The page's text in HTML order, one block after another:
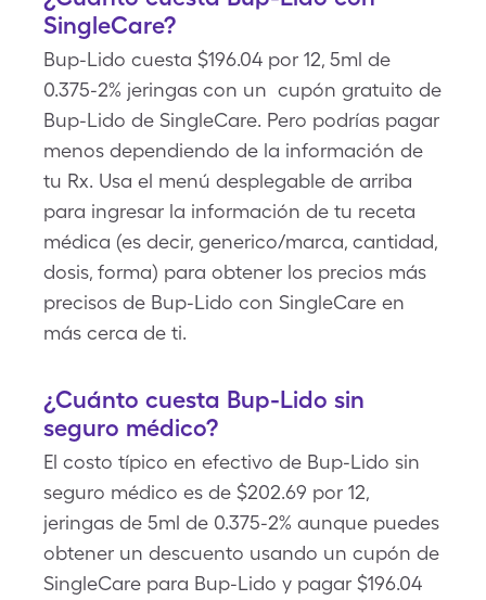
SingleCare?
Bup-Lido cuesta $196.04 por 12, 5ml de
0.375-2% jeringas con un cupón gratuito de
Bup-Lido de SingleCare. Pero podrías pagar
menos dependiendo de la información de
tu Rx. Usa el menú desplegable de arriba
para ingresar la información de tu receta
médica (es decir, generico/marca, cantidad,
dosis, forma) para obtener los precios más
precisos de Bup-Lido con SingleCare en
más cerca de ti.
¿Cuánto cuesta Bup-Lido sin
seguro médico?
El costo típico en efectivo de Bup-Lido sin
seguro médico es de $202.69 por 12,
jeringas de 5ml de 0.375-2% aunque puedes
obtener un descuento usando un cupón de
SingleCare para Bup-Lido y pagar $196.04